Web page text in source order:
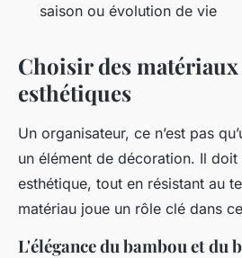
saison ou évolution de vie
Choisir des
esthétiques
Un organisateur, ce n’est pas
un élément de décoration. Il
esthétique, tout en résistant au
matériau joue un rôle clé dans
L'élégance du bambou et du